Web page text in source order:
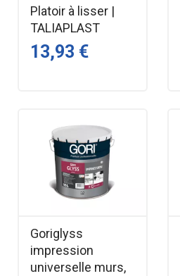
Platoir à lisser |
TALIAPLAST
13,93 €
Goriglyss
impression
universelle murs,